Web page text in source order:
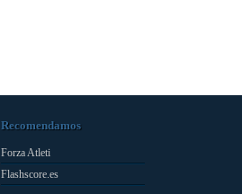
Recomendamos
Forza Atleti
Flashscore.es